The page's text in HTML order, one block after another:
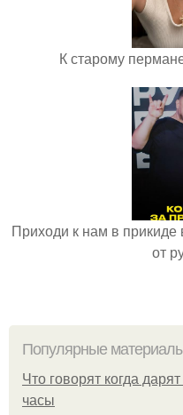
К старому
Приходи к нам в прикиде
от
Популярные
Что говорят когда
часы